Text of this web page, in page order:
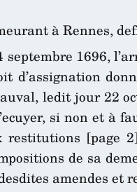
à Rennes,
1696,
d’assignation
ledit jour 22
si non et à
[page
de sa
amendes et